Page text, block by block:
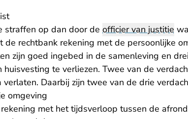
straffen op dan door de officier van justitie
de rechtbank rekening met de persoonlijke
zijn goed ingebed in de samenleving en
te verliezen. Twee van de
Daarbij zijn twee van de drie
omgeving
met het tijdsverloop tussen de